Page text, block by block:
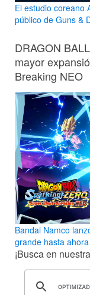
El estudio coreano
público de Guns &
DRAGON
mayor
Breaking NEO
Bandai Namco
grande hasta
¡Busca en